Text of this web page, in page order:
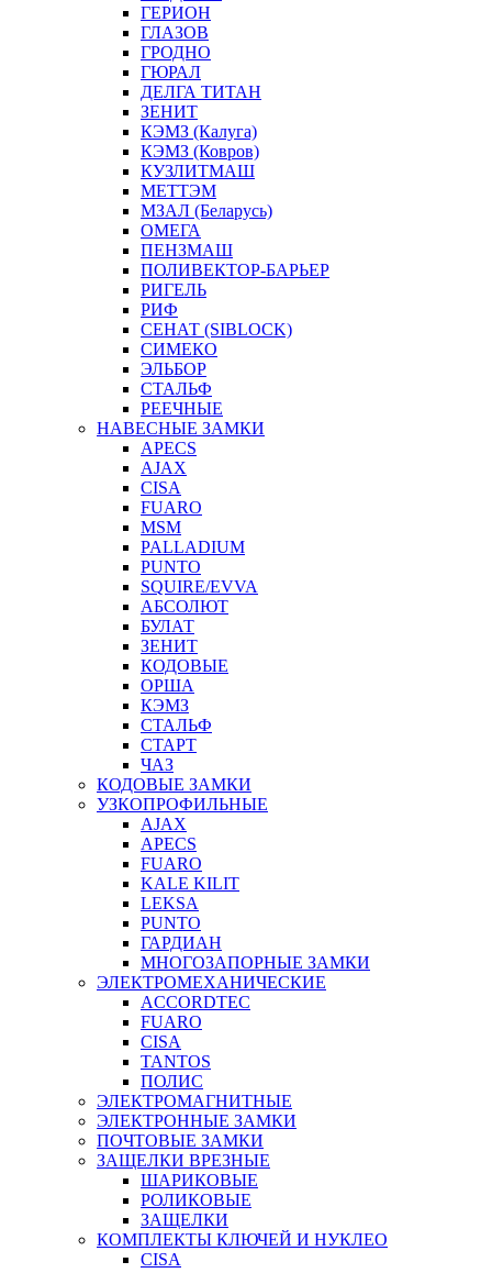
ГЕРИОН
ГЛАЗОВ
ГРОДНО
ГЮРАЛ
ДЕЛГА ТИТАН
ЗЕНИТ
КЭМЗ (Калуга)
КЭМЗ (Ковров)
КУЗЛИТМАШ
МЕТТЭМ
МЗАЛ (Беларусь)
ОМЕГА
ПЕНЗМАШ
ПОЛИВЕКТОР-БАРЬЕР
РИГЕЛЬ
РИФ
СЕНАТ (SIBLOCK)
СИМЕКО
ЭЛЬБОР
СТАЛЬФ
РЕЕЧНЫЕ
НАВЕСНЫЕ ЗАМКИ
APECS
AJAX
CISA
FUARO
MSM
PALLADIUM
PUNTO
SQUIRE/EVVA
АБСОЛЮТ
БУЛАТ
ЗЕНИТ
КОДОВЫЕ
ОРША
КЭМЗ
СТАЛЬФ
СТАРТ
ЧАЗ
КОДОВЫЕ ЗАМКИ
УЗКОПРОФИЛЬНЫЕ
AJAX
APECS
FUARO
KALE KILIT
LEKSA
PUNTO
ГАРДИАН
МНОГОЗАПОРНЫЕ ЗАМКИ
ЭЛЕКТРОМЕХАНИЧЕСКИЕ
ACCORDTEC
FUARO
CISA
TANTOS
ПОЛИС
ЭЛЕКТРОМАГНИТНЫЕ
ЭЛЕКТРОННЫЕ ЗАМКИ
ПОЧТОВЫЕ ЗАМКИ
ЗАЩЕЛКИ ВРЕЗНЫЕ
ШАРИКОВЫЕ
РОЛИКОВЫЕ
ЗАЩЕЛКИ
КОМПЛЕКТЫ КЛЮЧЕЙ И НУКЛЕО
CISA